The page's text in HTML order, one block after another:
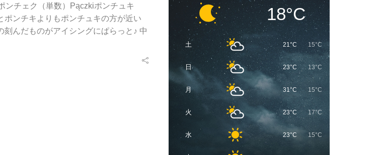
ンチェク（単数）Pączkiポンチュキ
ポンチキよりもポンチュキの方が近い
んだものがアイシングにぱらっと♪ 中
18°C
土 21°C 15°C
日 23°C 13°C
月 31°C 15°C
火 23°C 17°C
水 23°C 15°C